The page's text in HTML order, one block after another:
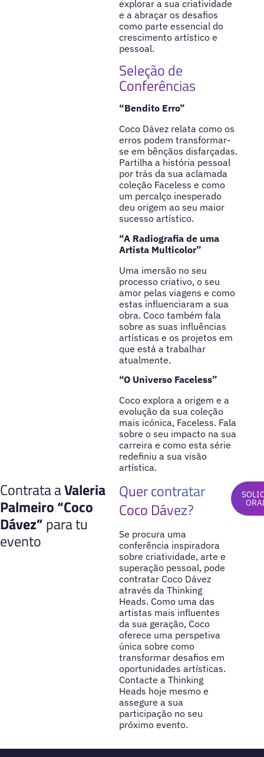
explorar a sua criatividade
e a abraçar os desafios
como parte essencial do
crescimento artístico e
pessoal.
Seleção de
Conferências
“Bendito Erro”
Coco Dávez relata como os
erros podem transformar-
se em bênçãos disfarçadas.
Partilha a história pessoal
por trás da sua aclamada
coleção Faceless e como
um percalço inesperado
deu origem ao seu maior
sucesso artístico.
“A Radiografia de uma
Artista Multicolor”
Uma imersão no seu
processo criativo, o seu
amor pelas viagens e como
estas influenciaram a sua
obra. Coco também fala
sobre as suas influências
artísticas e os projetos em
que está a trabalhar
atualmente.
“O Universo Faceless”
Coco explora a origem e a
evolução da sua coleção
mais icónica, Faceless. Fala
sobre o seu impacto na sua
carreira e como esta série
redefiniu a sua visão
artística.
Contrata aValeria
Palmeiro “Coco
Dávez”para tu
evento
Quer contratar
Coco Dávez?
Se procura uma
conferência inspiradora
sobre criatividade, arte e
superação pessoal, pode
contratar Coco Dávez
através da Thinking
Heads. Como uma das
artistas mais influentes
da sua geração, Coco
oferece uma perspetiva
única sobre como
transformar desafios em
oportunidades artísticas.
Contacte a Thinking
Heads hoje mesmo e
assegure a sua
participação no seu
próximo evento.